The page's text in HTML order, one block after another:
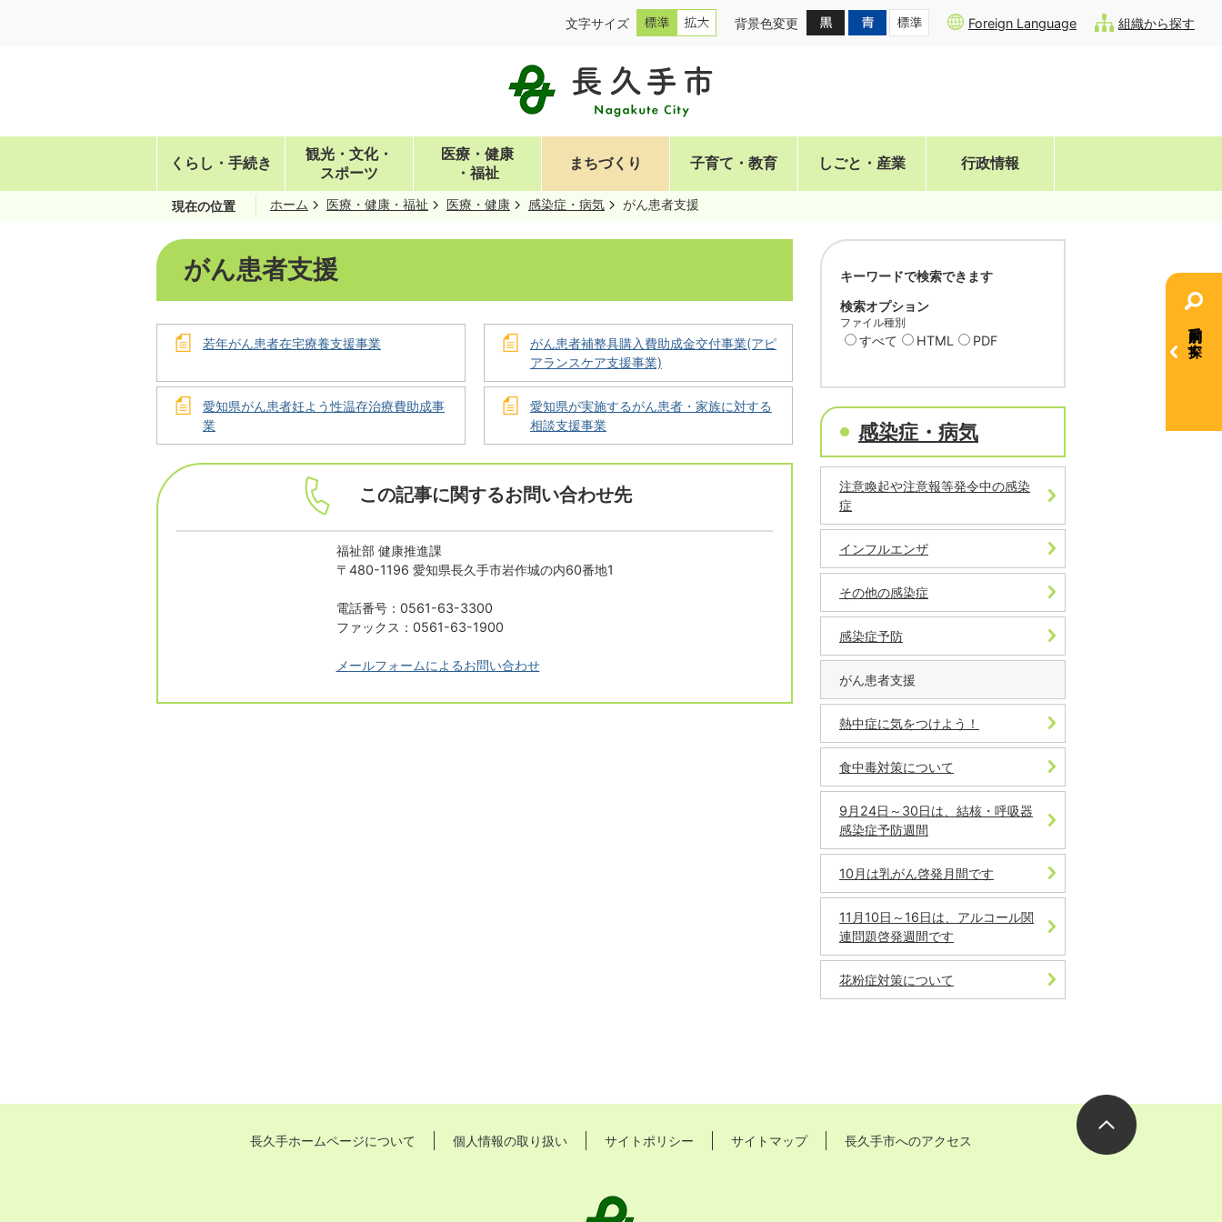
文字サイズ 背景色変更 Foreign Language 組織から探す
くらし・手続き
観光・文化・
スポーツ
医療・健康
・福祉
まちづくり 子育て・教育 しごと・産業 行政情報
目的別で探す
現在の位置 ホーム 医療・健康・福祉 医療・健康 感染症・病気 がん患者支援
がん患者支援
若年がん患者在宅療養支援事業
がん患者補整具購入費助成金交付事業(アピ
アランスケア支援事業)
愛知県がん患者妊よう性温存治療費助成事
業
愛知県が実施するがん患者・家族に対する
相談支援事業
この記事に関するお問い合わせ先
福祉部 健康推進課
〒480-1196 愛知県長久手市岩作城の内60番地1
電話番号：0561-63-3300
ファックス：0561-63-1900
メールフォームによるお問い合わせ
キーワードで検索できます
検索オプション
ファイル種別
すべて HTML PDF
感染症・病気
注意喚起や注意報等発令中の感染
症​
インフルエンザ
その他の感染症
感染症予防
がん患者支援
熱中症に気をつけよう！
食中毒対策について
9月24日～30日は、結核・呼吸器
感染症予防週間
10月は乳がん啓発月間です
11月10日～16日は、アルコール関
連問題啓発週間です
花粉症対策について
長久手ホームページについて 個人情報の取り扱い サイトポリシー サイトマップ 長久手市へのアクセス